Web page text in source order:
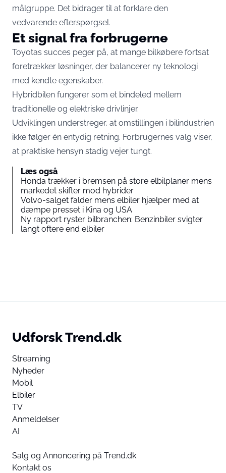
målgruppe. Det bidrager til at forklare den
vedvarende efterspørgsel.
Et signal fra forbrugerne
Toyotas succes peger på, at mange bilkøbere fortsat
foretrækker løsninger, der balancerer ny teknologi
med kendte egenskaber.
Hybridbilen fungerer som et bindeled mellem
traditionelle og elektriske drivlinjer.
Udviklingen understreger, at omstillingen i bilindustrien
ikke følger én entydig retning. Forbrugernes valg viser,
at praktiske hensyn stadig vejer tungt.
Læs også
Honda trækker i bremsen på store elbilplaner mens
markedet skifter mod hybrider
Volvo-salget falder mens elbiler hjælper med at
dæmpe presset i Kina og USA
Ny rapport ryster bilbranchen: Benzinbiler svigter
langt oftere end elbiler
Udforsk Trend.dk
Streaming
Nyheder
Mobil
Elbiler
TV
Anmeldelser
AI
Salg og Annoncering på Trend.dk
Kontakt os